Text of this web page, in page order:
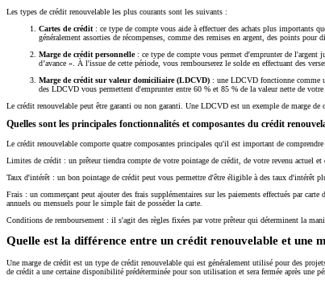
Les types de crédit renouvelable les plus courants sont les suivants :
Cartes de crédit : ce type de compte vous aide à effectuer des achats plus importants
généralement assorties de récompenses, comme des remises en argent, des points
Marge de crédit personnelle: ce type de compte vous permet d'emprunter de l'argent
d’avance ». À l'issue de cette période, vous rembourserez le solde en effectuant des
Marge de crédit sur valeur domiciliaire (LDCVD) : une LDCVD fonctionne comme
des LDCVD vous permettent d'emprunter entre 60 % et 85 % de la valeur nette de
Le crédit renouvelable peut être garanti ou non garanti. Une LDCVD est un exemple de marge de
Quelles sont les principales fonctionnalités et composantes du crédit
Le crédit renouvelable comporte quatre composantes principales qu'il est important de
Limites de crédit : un prêteur tiendra compte de votre pointage de crédit, de votre revenu actuel
Taux d'intérêt : un bon pointage de crédit peut vous permettre d'être éligible à des taux d'intérêt
Frais : un commerçant peut ajouter des frais supplémentaires sur les paiements effectués par
annuels ou mensuels pour le simple fait de posséder la carte.
Conditions de remboursement : il s'agit des règles fixées par votre prêteur qui déterminent la
Quelle est la différence entre un crédit renouvelable et une
Une marge de crédit est un type de crédit renouvelable qui est généralement utilisé pour des
de crédit a une certaine disponibilité prédéterminée pour son utilisation et sera fermée après une